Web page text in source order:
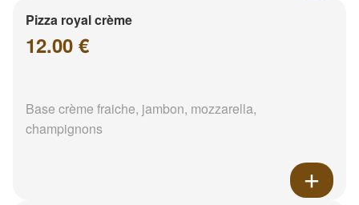
Pizza royal crème
12.00 €
Base crème fraiche, jambon, mozzarella,
champignons